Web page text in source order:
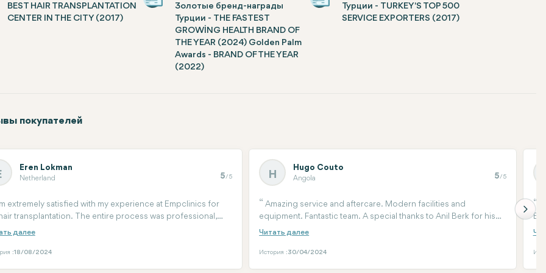
BEST HAIR TRANSPLANTATION
CENTER IN THE CITY (2017)
Золотые бренд-награды
Турции - THE FASTEST
GROWİNG HEALTH BRAND OF
THE YEAR (2024) Golden Palm
Awards - BRAND OF THE YEAR
(2022)
Турции - TURKEY'S TOP 500
SERVICE EXPORTERS (2017)
покупателей
Eren Lokman
Netherland 5/5
extremely satisfied with my experience at Empclinics for
transplantation. The entire process was professional,
the team made sure I felt comfortable and well-informed
and I highly recommend Empclinics to anyone
:18/08/2024
H
Hugo Couto
Angola 5/5
Amazing service and aftercare. Modern facilities and
equipment. Fantastic team. A special thanks to Anil Berk for his
time and patience. You cannot be in better hands if you decide
История :30/04/2024